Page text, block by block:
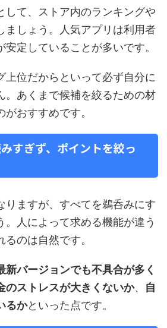
して、ストア内のランキングや
ましょう。人気アプリは利用者
定していることが多いです。
上位だからといって必ず自分に
。あくまで候補を絞るための材
おすすめです。
すぎず、ポイントを絞っ
りますが、すべてを鵜呑みにす
。人によって求める機能が違う
のは自然です。
新バージョンでも不具合が多く
のストレスが大きくないか、 自
るかといった点です。